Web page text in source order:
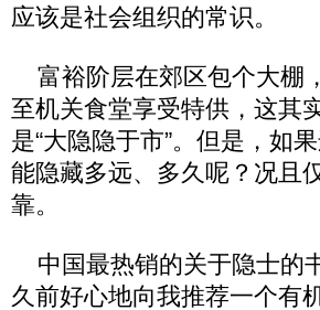
应该是社会组织的常识。
富裕阶层在郊区包个大棚
至机关食堂享受特供，这其
是“大隐隐于市”。但是，如
能隐藏多远、多久呢？况且
靠。
中国最热销的关于隐士的
久前好心地向我推荐一个有